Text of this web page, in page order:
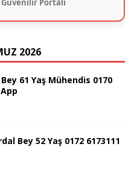
Portalı
2026
61 Yaş Mühendis 0170
Bey 52 Yaş 0172 6173111